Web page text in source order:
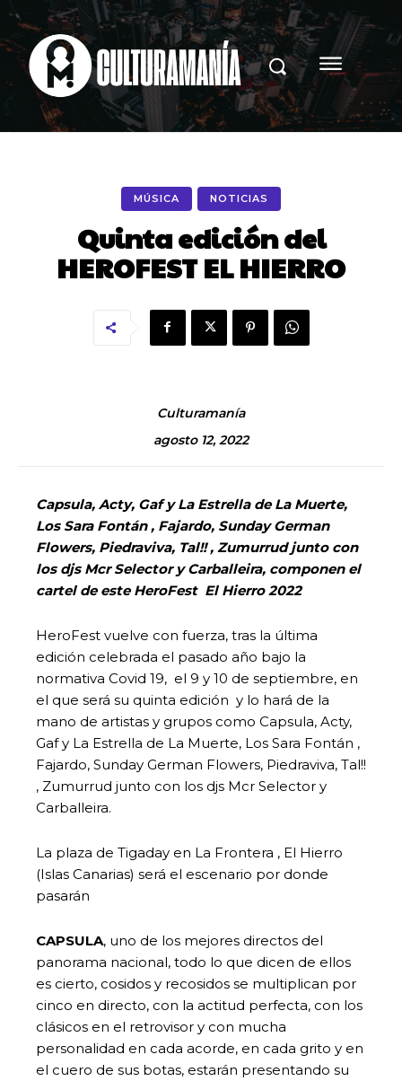
MÚSICA NOTICIAS
Quinta edición del
HEROFEST EL HIERRO
Culturamanía
agosto 12, 2022
Capsula, Acty, Gaf y La Estrella de La Muerte,
Los Sara Fontán , Fajardo, Sunday German
Flowers, Piedraviva, Tal!! , Zumurrud junto con
los djs Mcr Selector y Carballeira, componen el
cartel de este HeroFest El Hierro 2022
HeroFest vuelve con fuerza, tras la última
edición celebrada el pasado año bajo la
normativa Covid 19, el 9 y 10 de septiembre, en
el que será su quinta edición y lo hará de la
mano de artistas y grupos como Capsula, Acty,
Gaf y La Estrella de La Muerte, Los Sara Fontán ,
Fajardo, Sunday German Flowers, Piedraviva, Tal!!
, Zumurrud junto con los djs Mcr Selector y
Carballeira.
La plaza de Tigaday en La Frontera , El Hierro
(Islas Canarias) será el escenario por donde
pasarán
CAPSULA, uno de los mejores directos del
panorama nacional, todo lo que dicen de ellos
es cierto, cosidos y recosidos se multiplican por
cinco en directo, con la actitud perfecta, con los
clásicos en el retrovisor y con mucha
personalidad en cada acorde, en cada grito y en
el cuero de sus botas, estarán presentando su